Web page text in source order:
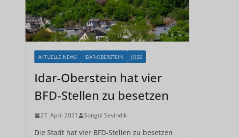
AKTUELLE NEWS IDAR-OBERSTEIN JOBS
Idar-Oberstein hat vier
BFD-Stellen zu besetzen
27. April 2021 Songül Sevindik
Die Stadt hat vier BFD-Stellen zu besetzen